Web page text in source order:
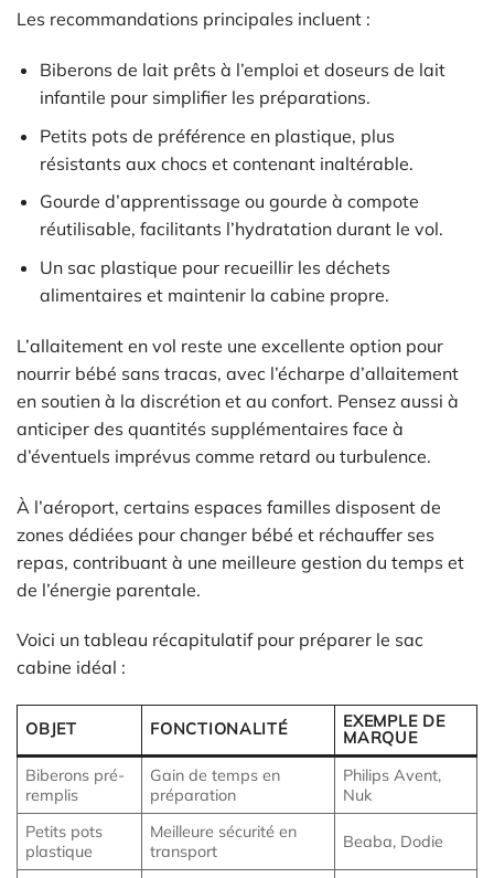
Les recommandations principales incluent :
Biberons de lait prêts à l’emploi et doseurs de lait
infantile pour simplifier les préparations.
Petits pots de préférence en plastique, plus
résistants aux chocs et contenant inaltérable.
Gourde d’apprentissage ou gourde à compote
réutilisable, facilitants l’hydratation durant le vol.
Un sac plastique pour recueillir les déchets
alimentaires et maintenir la cabine propre.
L’allaitement en vol reste une excellente option pour
nourrir bébé sans tracas, avec l’écharpe d’allaitement
en soutien à la discrétion et au confort. Pensez aussi à
anticiper des quantités supplémentaires face à
d’éventuels imprévus comme retard ou turbulence.
À l’aéroport, certains espaces familles disposent de
zones dédiées pour changer bébé et réchauffer ses
repas, contribuant à une meilleure gestion du temps et
de l’énergie parentale.
Voici un tableau récapitulatif pour préparer le sac
cabine idéal :
OBJET FONCTIONALITÉ
EXEMPLE DE
MARQUE
Biberons pré-
remplis
Gain de temps en
préparation
Philips Avent,
Nuk
Petits pots
plastique
Meilleure sécurité en
transport
Beaba, Dodie